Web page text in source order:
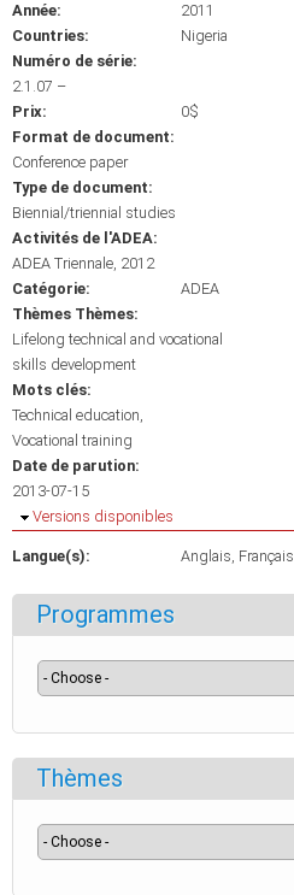
Année:
2011
Countries:
Nigeria
Numéro de série:
2.1.07 –
Prix:
0$
Format de document:
Conference paper
Type de document:
Biennial/triennial studies
Activités de l'ADEA:
ADEA Triennale, 2012
Catégorie:
ADEA
Thèmes Thèmes:
Lifelong technical and vocational
skills development
Mots clés:
Technical education
Vocational training
Date de parution:
2013-07-15
Masquer
Versions disponibles
Langue(s): Anglais Français
Programmes
Thèmes